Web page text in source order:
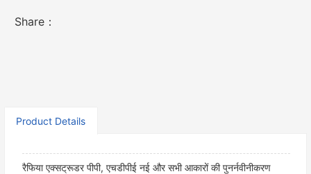
Share：
Product Details
रैफिया एक्सट्रूडर पीपी, एचडीपीई नई और सभी आकारों की पुनर्नवीनीकरण